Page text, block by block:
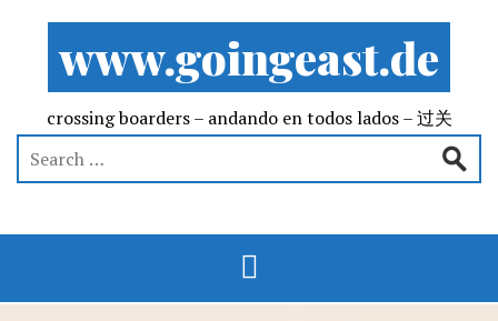
www.goingeast.de
crossing boarders – andando en todos lados – 过关